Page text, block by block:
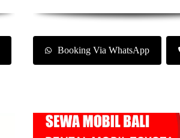
Booking Via WhatsApp